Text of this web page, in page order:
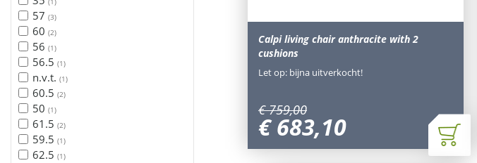
Calpi living chair anthracite with 2
cushions
€ 759,00
€ 683,10
Let op: bijna uitverkocht!
57 (3)
60 (2)
56 (1)
56.5 (1)
n.v.t. (1)
60.5 (2)
50 (1)
61.5 (2)
59.5 (1)
62.5 (1)